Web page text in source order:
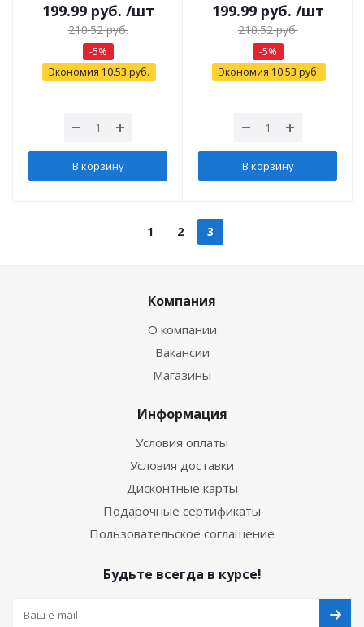
199.99руб. /шт
210.52руб.
-5%
Экономия 10.53 руб.
В корзину
199.99руб. /шт
210.52руб.
-5%
Экономия 10.53 руб.
В корзину
1 2 3
Компания
О компании
Вакансии
Магазины
Информация
Условия оплаты
Условия доставки
Дисконтные карты
Подарочные сертификаты
Пользовательское соглашение
Будьте всегда в курсе!